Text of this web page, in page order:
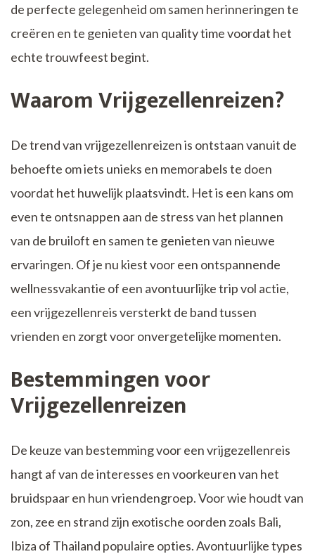
de perfecte gelegenheid om samen herinneringen te
creëren en te genieten van quality time voordat het
echte trouwfeest begint.
Waarom Vrijgezellenreizen?
De trend van vrijgezellenreizen is ontstaan vanuit de
behoefte om iets unieks en memorabels te doen
voordat het huwelijk plaatsvindt. Het is een kans om
even te ontsnappen aan de stress van het plannen
van de bruiloft en samen te genieten van nieuwe
ervaringen. Of je nu kiest voor een ontspannende
wellnessvakantie of een avontuurlijke trip vol actie,
een vrijgezellenreis versterkt de band tussen
vrienden en zorgt voor onvergetelijke momenten.
Bestemmingen voor
Vrijgezellenreizen
De keuze van bestemming voor een vrijgezellenreis
hangt af van de interesses en voorkeuren van het
bruidspaar en hun vriendengroep. Voor wie houdt van
zon, zee en strand zijn exotische oorden zoals Bali,
Ibiza of Thailand populaire opties. Avontuurlijke types